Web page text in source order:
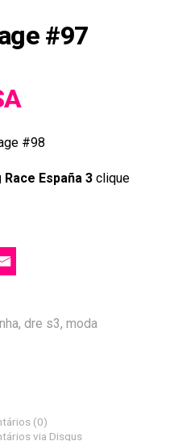
Race España 3 clique
, dre s3, moda
(0)
via Disqus